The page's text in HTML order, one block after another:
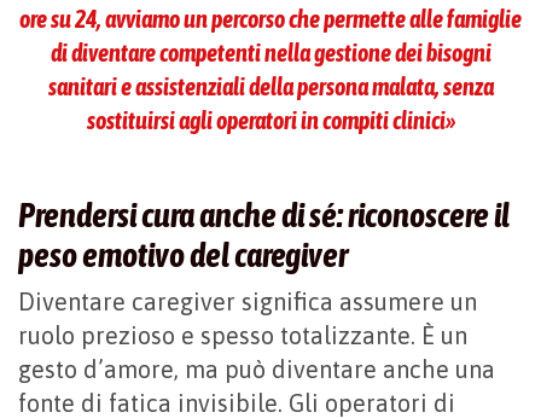
ore su 24, avviamo un percorso che permette alle famiglie
di diventare competenti nella gestione dei bisogni
sanitari e assistenziali della persona malata, senza
sostituirsi agli operatori in compiti clinici»
Prendersi cura anche di sé: riconoscere il
peso emotivo del caregiver
Diventare caregiver significa assumere un
ruolo prezioso e spesso totalizzante. È un
gesto d’amore, ma può diventare anche una
fonte di fatica invisibile. Gli operatori di